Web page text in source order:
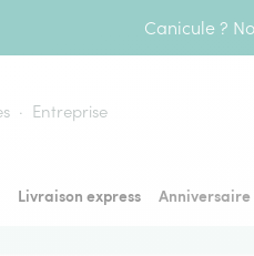
Canicule ?
Entreprise
Livraison express Anniversaire